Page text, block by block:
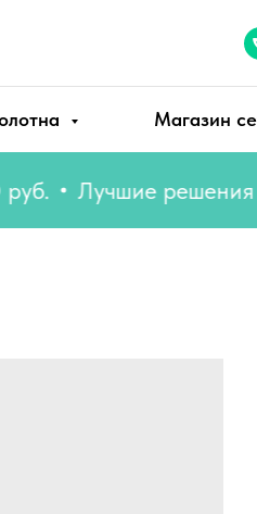
Магазин
Лучшие решения